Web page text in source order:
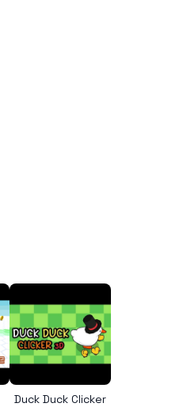
Duck Duck Clicker